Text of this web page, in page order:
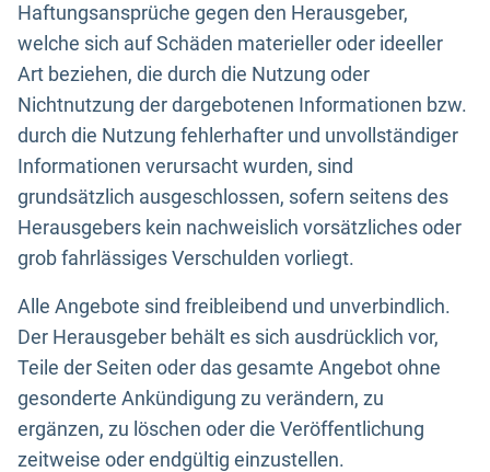
Haftungsansprüche gegen den Herausgeber,
welche sich auf Schäden materieller oder ideeller
Art beziehen, die durch die Nutzung oder
Nichtnutzung der dargebotenen Informationen bzw.
durch die Nutzung fehlerhafter und unvollständiger
Informationen verursacht wurden, sind
grundsätzlich ausgeschlossen, sofern seitens des
Herausgebers kein nachweislich vorsätzliches oder
grob fahrlässiges Verschulden vorliegt.
Alle Angebote sind freibleibend und unverbindlich.
Der Herausgeber behält es sich ausdrücklich vor,
Teile der Seiten oder das gesamte Angebot ohne
gesonderte Ankündigung zu verändern, zu
ergänzen, zu löschen oder die Veröffentlichung
zeitweise oder endgültig einzustellen.